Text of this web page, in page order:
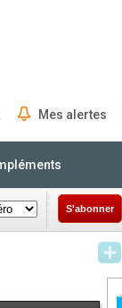
Mes alertes
S'abonner